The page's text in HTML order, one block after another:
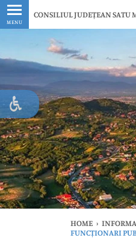
MENU
CONSILIUL JUDEȚEAN SATU
HOME ›
FUNCȚIONARI